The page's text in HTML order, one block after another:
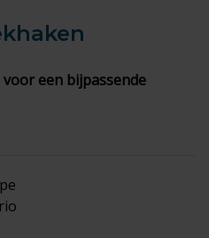
een bijpassende